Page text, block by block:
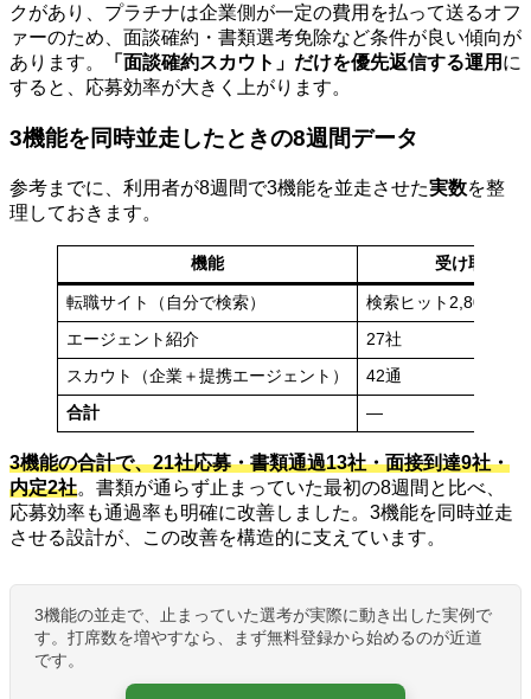
クがあり、プラチナは企業側が一定の費用を払って送るオフ
ァーのため、面談確約・書類選考免除など条件が良い傾向が
あります。
「面談確約スカウト」だけを優先返信する運用 に
すると、応募効率が大きく上がります。
3機能を同時並走したときの8週間データ
参考までに、利用者が8週間で3機能を並走させた実数を整
理しておきます。
機能 受け取った
転職サイト（自分で検索） 検索ヒット2,800件→
エージェント紹介 27社
スカウト（企業＋提携エージェント） 42通
合計 —
3機能の合計で、21社応募・書類通過13社・面接到達9社・
内定2社。書類が通らず止まっていた最初の8週間と比べ、
応募効率も通過率も明確に改善しました。3機能を同時並走
させる設計が、この改善を構造的に支えています。
3機能の並走で、止まっていた選考が実際に動き出した実例で
す。打席数を増やすなら、まず無料登録から始めるのが近道
です。